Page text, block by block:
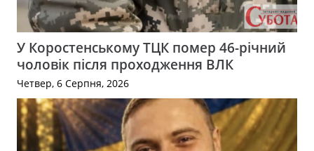
У Коростенському ТЦК помер 46-річний
чоловік після проходження ВЛК
Четвер, 6 Серпня, 2026